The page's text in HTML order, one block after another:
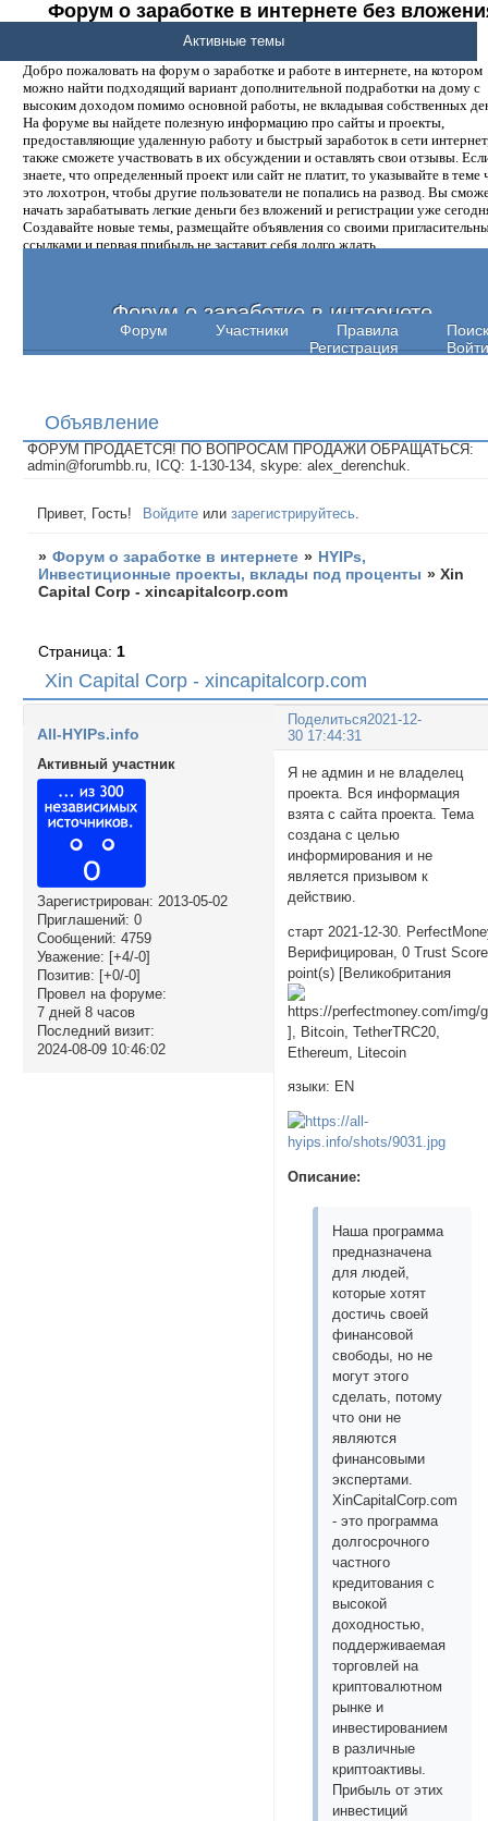
Форум о заработке в интернете без
денег.
Добро пожаловать на форум о заработке и работе в интернете, на котором
можно найти подходящий вариант дополнительной подработки на дому с
высоким доходом помимо основной работы, не вкладывая собственных
На форуме вы найдете полезную информацию про сайты и проекты,
предоставляющие удаленную работу и быстрый заработок в сети
также сможете участвовать в их обсуждении и оставлять свои отзывы.
знаете, что определенный проект или сайт не платит, то указывайте в теме
это лохотрон, чтобы другие пользователи не попались на развод. Вы
начать зарабатывать легкие деньги без вложений и регистрации уже
Создавайте новые темы, размещайте объявления со своими
ссылками и первая прибыль не заставит себя долго ждать.
Форум о заработке в интернете
Форум Участники Правила
Поиск
Регистрация
Войти
Активные темы
Объявление
ФОРУМ ПРОДАЕТСЯ! ПО ВОПРОСАМ ПРОДАЖИ ОБРАЩАТЬСЯ:
admin@forumbb.ru, ICQ: 1-130-134, skype: alex_derenchuk.
Привет, Гость! Войдите илизарегистрируйтесь
» Форум о заработке в интернете » HYIPs,
Инвестиционные проекты, вклады под проценты »Xin
Capital Corp - xincapitalcorp.com
Xin Capital Corp - xincapitalcorp.com
Страница: 1
Поделиться2021-12-
30 17:44:31
All-HYIPs.info
Активный участник
Зарегистрирован: 2013-05-02
Приглашений: 0
Сообщений: 4759
Уважение: [+4/-0]
Позитив: [+0/-0]
Провел на форуме:
7 дней 8 часов
Последний визит:
2024-08-09 10:46:02
Я не админ и не владелец
проекта. Вся информация
взята с сайта проекта. Тема
создана с целью
информирования и не
является призывом к
действию.
старт 2021-12-30.
Верифицирован, 0 Trust Score
point(s) [Великобритания
], Bitcoin, TetherTRC20,
Ethereum, Litecoin
языки: EN
Описание:
Наша программа
предназначена
для людей,
которые хотят
достичь своей
финансовой
свободы, но не
могут этого
сделать, потому
что они не
являются
финансовыми
экспертами.
XinCapitalCorp.com
- это программа
долгосрочного
частного
кредитования с
высокой
доходностью,
поддерживаемая
торговлей на
криптовалютном
рынке и
инвестированием
в различные
криптоактивы.
Прибыль от этих
инвестиций